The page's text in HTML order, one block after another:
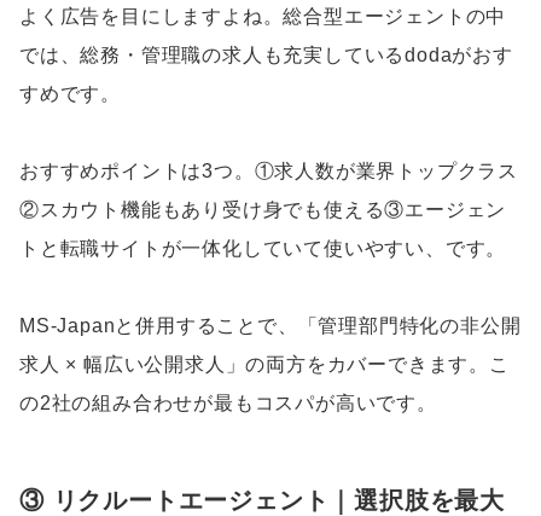
よく広告を目にしますよね。総合型エージェントの中
では、総務・管理職の求人も充実しているdodaがおす
すめです。
おすすめポイントは3つ。①求人数が業界トップクラス
②スカウト機能もあり受け身でも使える③エージェン
トと転職サイトが一体化していて使いやすい、です。
MS-Japanと併用することで、「管理部門特化の非公開
求人 × 幅広い公開求人」の両方をカバーできます。こ
の2社の組み合わせが最もコスパが高いです。
③ リクルートエージェント｜選択肢を最大